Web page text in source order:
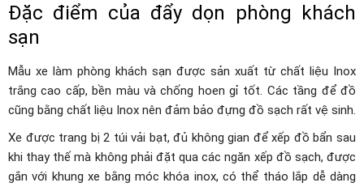
Đặc điểm của đẩy dọn phòng khách
sạn
Mẫu xe làm phòng khách sạn được sản xuất từ chất liệu Inox
trắng cao cấp, bền màu và chống hoen gỉ tốt. Các tầng để đồ
cũng bằng chất liệu Inox nên đảm bảo đựng đồ sạch rất vệ sinh.
Xe được trang bị 2 túi vải bạt, đủ không gian để xếp đồ bẩn sau
khi thay thế mà không phải đặt qua các ngăn xếp đồ sạch, được
gắn với khung xe bằng móc khóa inox, có thể tháo lắp dễ dàng